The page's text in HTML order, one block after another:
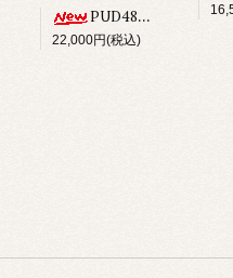
PUD48 ALPINE PLANTER
22,000円(税込)